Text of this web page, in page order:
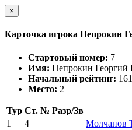
×
Карточка игрока Непрокин
Стартовый номер: 7
Имя: Непрокин Георгий
Начальный рейтинг:
Место: 2
Тур Ст. № Разр/Зв
1
4 Молчанов